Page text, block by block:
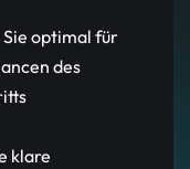
optimal für
des
klare